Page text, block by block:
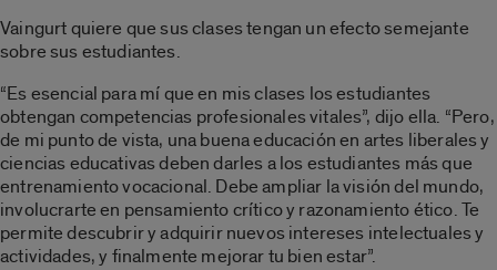
Vaingurt quiere que sus clases tengan un efecto semejante
sobre sus estudiantes.
“Es esencial para mí que en mis clases los estudiantes
obtengan competencias profesionales vitales”, dijo ella. “Pero,
de mi punto de vista, una buena educación en artes liberales y
ciencias educativas deben darles a los estudiantes más que
entrenamiento vocacional. Debe ampliar la visión del mundo,
involucrarte en pensamiento crítico y razonamiento ético. Te
permite descubrir y adquirir nuevos intereses intelectuales y
actividades, y finalmente mejorar tu bien estar”.